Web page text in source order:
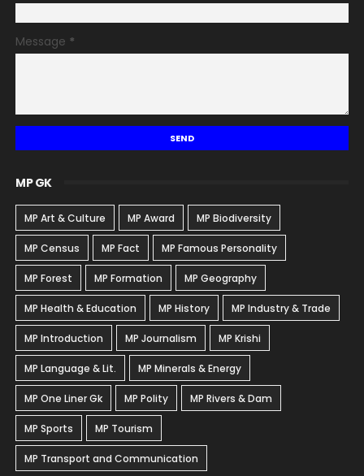
Message *
MP GK
MP Art & Culture MP Award MP Biodiversity
MP Census MP Fact MP Famous Personality
MP Forest MP Formation MP Geography
MP Health & Education MP History MP Industry & Trade
MP Introduction MP Journalism MP Krishi
MP Language & Lit. MP Minerals & Energy
MP One Liner Gk MP Polity MP Rivers & Dam
MP Sports MP Tourism
MP Transport and Communication